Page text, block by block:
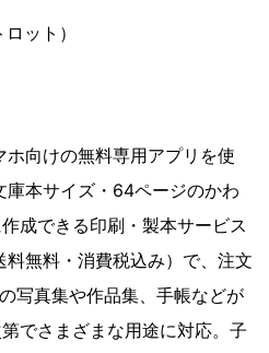
ット）
向けの無料専用アプリを使
本サイズ・64ページのかわ
成できる印刷・製本サービス
無料・消費税込み）で、注文
写真集や作品集、手帳などが
でさまざまな用途に対応。子